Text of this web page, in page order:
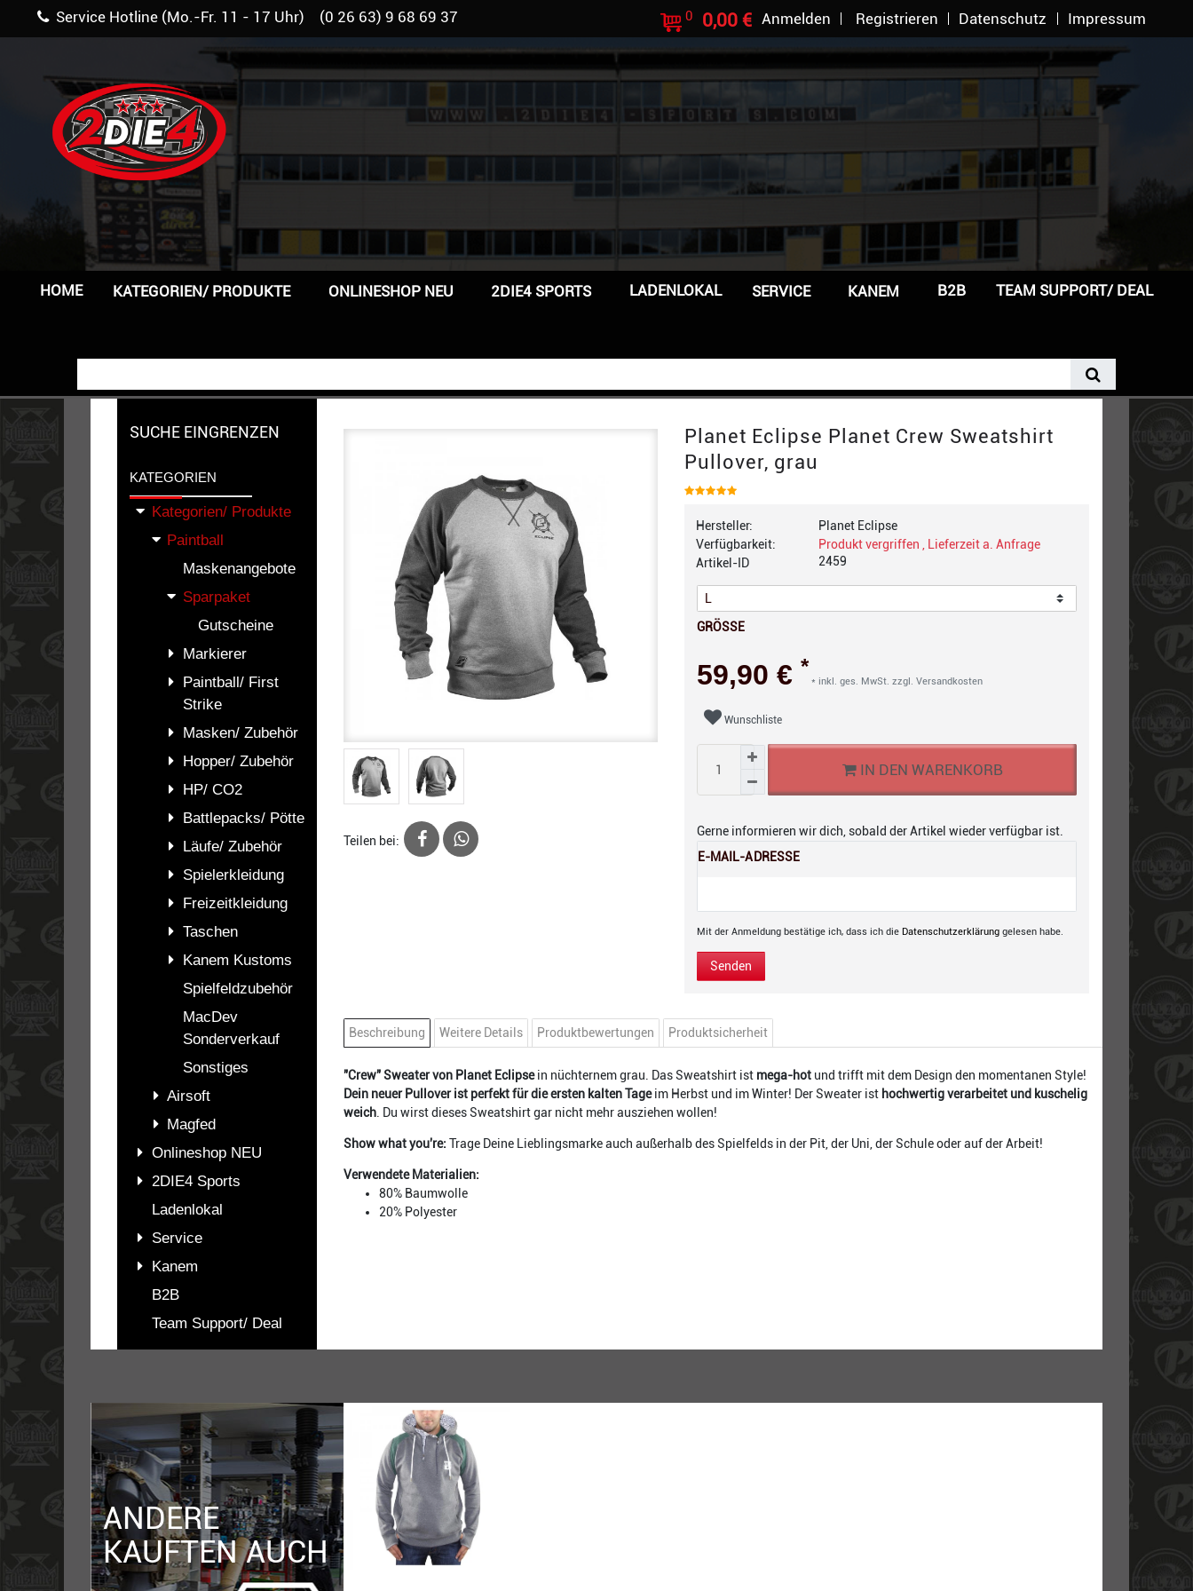
Service Hotline (Mo.-Fr. 11 - 17 Uhr) (0 26 63) 9 68 69 37 0 0,00 € Anmelden Registrieren Datenschutz Impressum
HOME KATEGORIEN/ PRODUKTE ONLINESHOP NEU 2DIE4 SPORTS LADENLOKAL SERVICE KANEM B2B TEAM SUPPORT/ DEAL
SUCHE EINGRENZEN
KATEGORIEN
Kategorien/ Produkte
Paintball
Maskenangebote
Sparpaket
Gutscheine
Markierer
Paintball/ First
Strike
Masken/ Zubehör
Hopper/ Zubehör
HP/ CO2
Battlepacks/ Pötte
Läufe/ Zubehör
Spielerkleidung
Freizeitkleidung
Taschen
Kanem Kustoms
Spielfeldzubehör
MacDev
Sonderverkauf
Sonstiges
Airsoft
Magfed
Onlineshop NEU
2DIE4 Sports
Ladenlokal
Service
Kanem
B2B
Team Support/ Deal
Teilen bei:
Planet Eclipse Planet Crew Sweatshirt
Pullover, grau
Hersteller:
Verfügbarkeit:
Artikel-ID
Planet Eclipse
Produkt vergriffen , Lieferzeit a. Anfrage
2459
GRÖSSE
59,90 € *
* inkl. ges. MwSt. zzgl. Versandkosten
Wunschliste
IN DEN WARENKORB
Gerne informieren wir dich, sobald der Artikel wieder verfügbar ist.
E-MAIL-ADRESSE
Mit der Anmeldung bestätige ich, dass ich die Daten­schutz­erklärunggelesen habe.
Senden
Beschreibung Weitere Details Produktbewertungen Produktsicherheit
"Crew" Sweater von Planet Eclipsein nüchternem grau. Das Sweatshirt ist mega-hot und trifft mit dem Design den momentanen Style!
Dein neuer Pullover ist perfekt für die ersten kalten Tageim Herbst und im Winter! Der Sweater ist hochwertig verarbeitet und kuschelig
weich. Du wirst dieses Sweatshirt gar nicht mehr ausziehen wollen!
Show what you're: Trage Deine Lieblingsmarke auch außerhalb des Spielfelds in der Pit, der Uni, der Schule oder auf der Arbeit!
Verwendete Materialien:
80% Baumwolle
20% Polyester
ZUBEHÖR
ANDERE
KAUFTEN AUCH